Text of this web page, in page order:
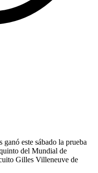
ganó este sábado la prueba
del Mundial de
Gilles Villeneuve de